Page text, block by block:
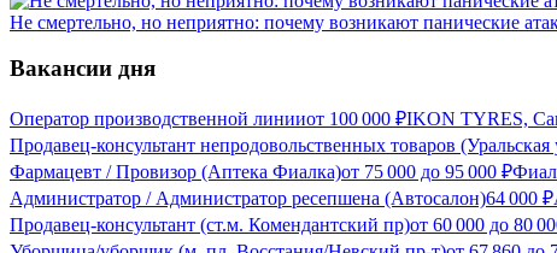
Не смертельно, но неприятно: почему возникают панические
Вакансии дня
Оператор производственной линииот 100 000 ₽IKON TYRES,
Продавец-консультант непродовольственных товаров (Уральская
Фармацевт / Провизор (Аптека Фиалка)от 75 000 до 95 000 ₽
Администратор / Администратор ресепшена (Автосалон)64 000 ₽
Продавец-консультант (ст.м. Комендантский пр)от 60 000 до 80